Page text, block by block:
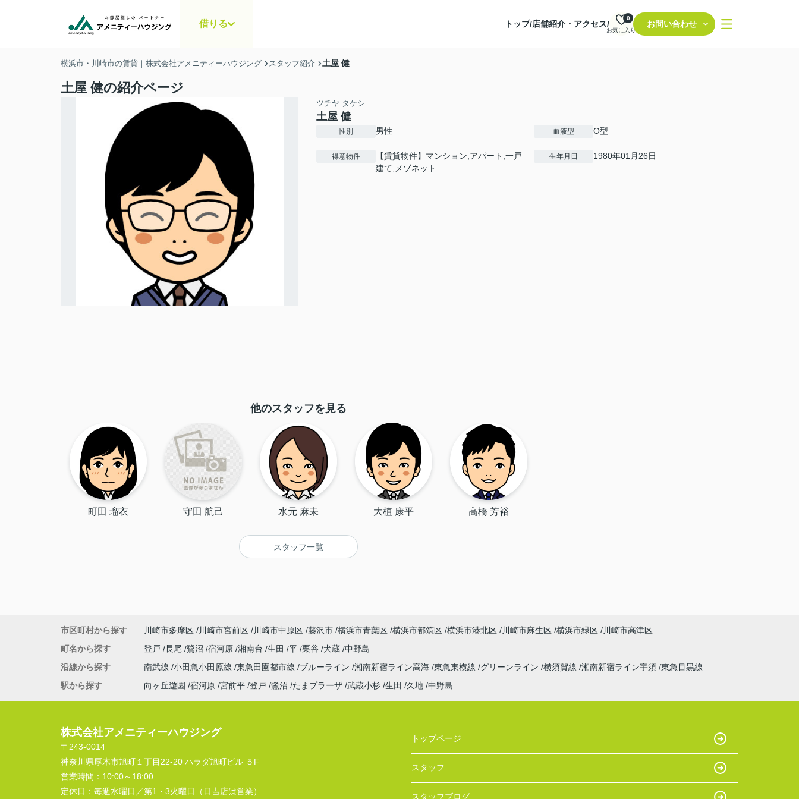
借りる トップ/店舗紹介・アクセス/
お気に入り
0
お問い合わせ
横浜市・川崎市の賃貸｜株式会社アメニティーハウジング スタッフ紹介 土屋 健
土屋 健の紹介ページ
ツチヤ タケシ
土屋 健
性別 男性 血液型 O型
得意物件
【賃貸物件】マンション,アパート,一戸
建て,メゾネット
生年月日 1980年01月26日
他のスタッフを見る
町田 瑠衣 守田 航己 水元 麻未 大植 康平 高橋 芳裕
スタッフ一覧
市区町村から探す 川崎市多摩区 川崎市宮前区 川崎市中原区 藤沢市 横浜市青葉区 横浜市都筑区 横浜市港北区 川崎市麻生区 横浜市緑区
川崎市高津区
町名から探す
登戸 長尾 鷺沼 宿河原 湘南台 生田 平 栗谷 犬蔵 中野島
沿線から探す
南武線 小田急小田原線 東急田園都市線 ブルーライン 湘南新宿ライン高海 東急東横線 グリーンライン 横須賀線 湘南新宿ライン宇須 東急目黒線
駅から探す
向ヶ丘遊園 宿河原 宮前平 登戸 鷺沼 たまプラーザ 武蔵小杉 生田 久地 中野島
株式会社アメニティーハウジング
〒243-0014
神奈川県厚木市旭町１丁目22-20 ハラダ旭町ビル ５F
営業時間： 10:00～18:00
定休日： 毎週水曜日／第1・3火曜日（日吉店は営業）
トップページ
スタッフ
スタッフブログ